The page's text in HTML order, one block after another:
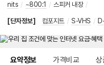
nits / ~800:1 / 스피커 내장 /
[단자정보] 컴포지트 / S-VHS /
요약정보 가격비교 상